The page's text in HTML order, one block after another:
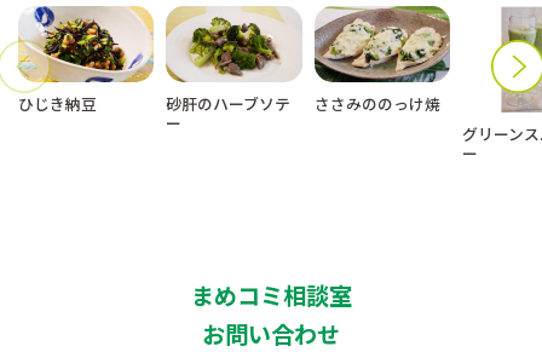
ひじき納豆
砂肝のハーブソテ
ー
ささみののっけ焼
グリーン
ー
まめコミ相談室
お問い合わせ